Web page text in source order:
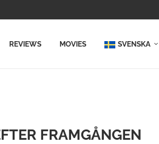
REVIEWS MOVIES SVENSKA
FRAMGÅNGEN